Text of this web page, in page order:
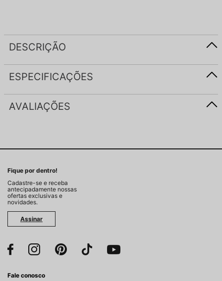
DESCRIÇÃO
ESPECIFICAÇÕES
AVALIAÇÕES
Fique por dentro!
Cadastre-se e receba
antecipadamente nossas
ofertas exclusivas e
novidades.
Assinar
Fale conosco